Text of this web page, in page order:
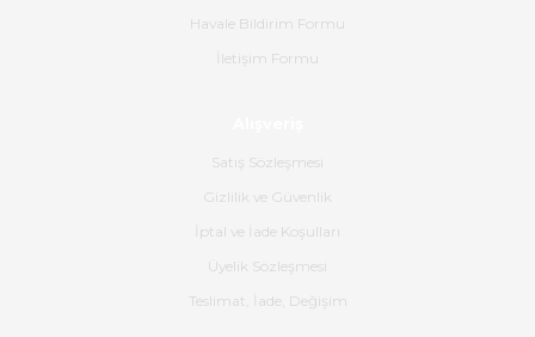
Ürünün kodu XDR-240e-24 yeni
Gerçekten harika ve etkileyici
Havale Bildirim Formu
İletişim Formu
Satış Sözleşmesi
Gizlilik ve Güvenlik
İptal ve İade Koşulları
Üyelik Sözleşmesi
Teslimat, İade, Değişim